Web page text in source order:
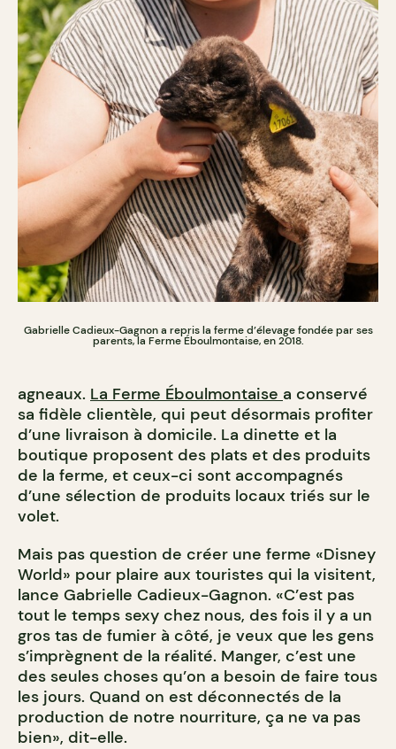
Gabrielle Cadieux-Gagnon a repris la ferme d’élevage fondée par ses
parents, la Ferme Éboulmontaise, en 2018.
agneaux. La Ferme Éboulmontaise a conservé
sa fidèle clientèle, qui peut désormais profiter
d’une livraison à domicile. La dinette et la
boutique proposent des plats et des produits
de la ferme, et ceux-ci sont accompagnés
d’une sélection de produits locaux triés sur le
volet.
Mais pas question de créer une ferme «Disney
World» pour plaire aux touristes qui la visitent,
lance Gabrielle Cadieux-Gagnon. «C’est pas
tout le temps sexy chez nous, des fois il y a un
gros tas de fumier à côté, je veux que les gens
s’imprègnent de la réalité. Manger, c’est une
des seules choses qu’on a besoin de faire tous
les jours. Quand on est déconnectés de la
production de notre nourriture, ça ne va pas
bien», dit-elle.